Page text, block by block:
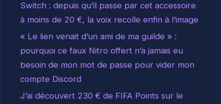
Switch : depuis qu’il passe par cet accessoire
à moins de 20 €, la voix recolle enfin à l’image
« Le lien venait d’un ami de ma guilde » :
pourquoi ce faux Nitro offert n’a jamais eu
besoin de mon mot de passe pour vider mon
compte Discord
J’ai découvert 230 € de FIFA Points sur le